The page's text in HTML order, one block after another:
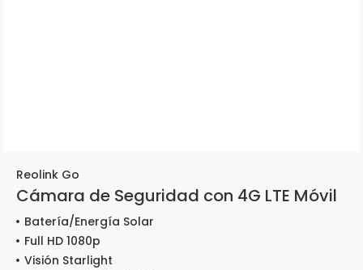
Reolink Go
Cámara de Seguridad con 4G LTE Móvil
Batería/Energía Solar
Full HD 1080p
Visión Starlight